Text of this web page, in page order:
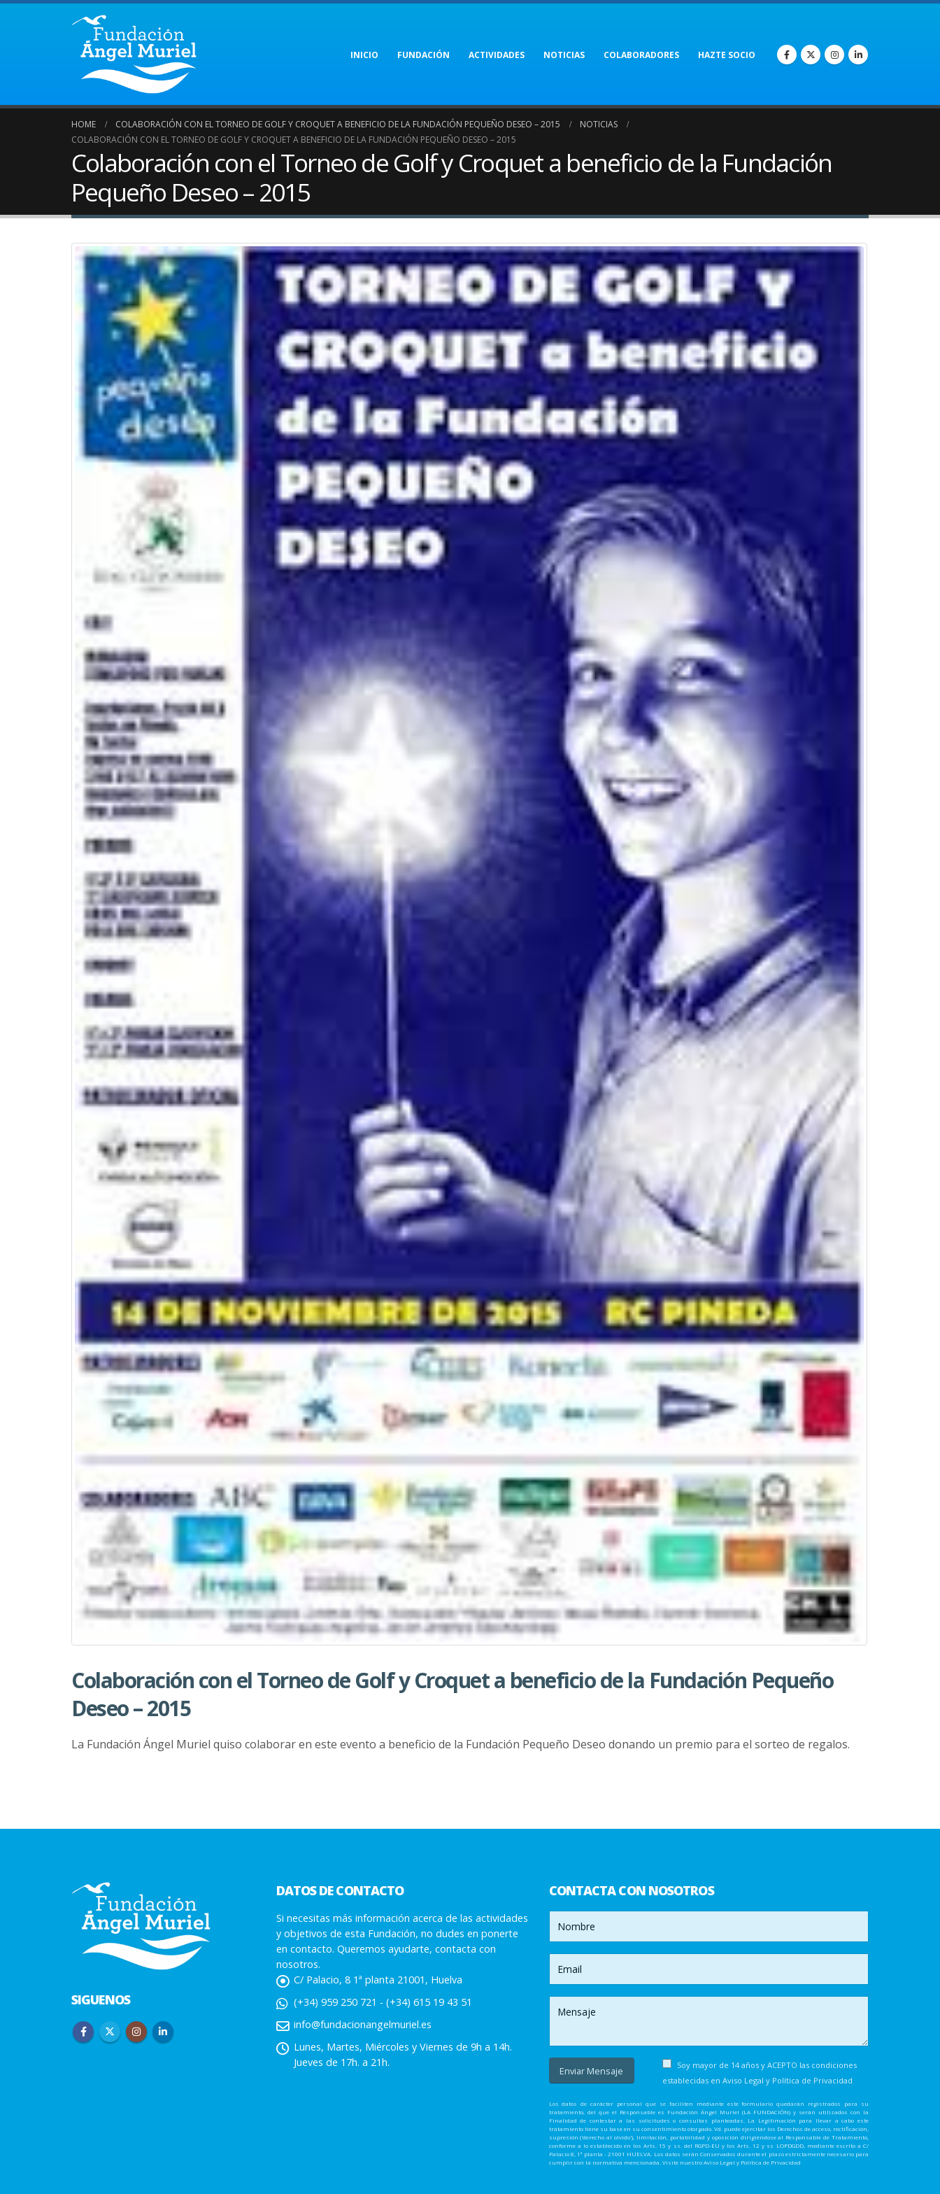
INICIO FUNDACIÓN ACTIVIDADES NOTICIAS COLABORADORES HAZTE SOCIO
HOME COLABORACIÓN CON EL TORNEO DE GOLF Y CROQUET A BENEFICIO DE LA FUNDACIÓN PEQUEÑO DESEO – 2015
NOTICIAS
COLABORACIÓN CON EL TORNEO DE GOLF Y CROQUET A BENEFICIO DE LA FUNDACIÓN PEQUEÑO DESEO – 2015
Colaboración con el Torneo de Golf y Croquet a beneficio de la Fundación
Pequeño Deseo – 2015
Colaboración con el Torneo de Golf y Croquet a beneficio de la Fundación Pequeño
Deseo – 2015
La Fundación Ángel Muriel quiso colaborar en este evento a beneficio de la Fundación Pequeño Deseo donando un premio para el sorteo de regalos.
SIGUENOS
DATOS DE CONTACTO
Si necesitas más información acerca de las actividades
y objetivos de esta Fundación, no dudes en ponerte
en contacto. Queremos ayudarte, contacta con
nosotros.
C/ Palacio, 8 1ª planta 21001, Huelva
(+34) 959 250 721 - (+34) 615 19 43 51
info@fundacionangelmuriel.es
Lunes, Martes, Miércoles y Viernes de 9h a 14h.
Jueves de 17h. a 21h.
CONTACTA CON NOSOTROS
Soy mayor de 14 años y ACEPTO las condiciones
establecidas en Aviso Legal y Política de Privacidad
Los datos de carácter personal que se faciliten mediante este formulario quedarán registrados para su
tratamiento, del que el Responsable es Fundación Ángel Muriel (LA FUNDACIÓN) y serán utilizados con la
Finalidad de contestar a las solicitudes o consultas planteadas. La Legitimación para llevar a cabo este
tratamiento tiene su base en su consentimiento otorgado. Vd. puede ejercitar los Derechos de acceso, rectificación,
supresión ('derecho al olvido'), limitación, portabilidad y oposición dirigiéndose al Responsable de Tratamiento,
conforme a lo establecido en los Arts. 15 y ss. del RGPD-EU y los Arts. 12 y ss LOPDGDD, mediante escrito a C/
Palacio 8, 1ª planta - 21001 HUELVA. Los datos serán Conservados durante el plazo estrictamente necesario para
cumplir con la normativa mencionada. Visite nuestro Aviso Legal y Política de Privacidad